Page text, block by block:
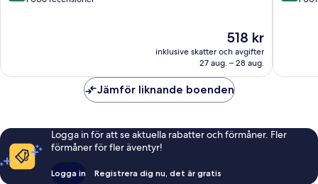
Priset
är
518 kr
518 kr
inklusive skatter och avgifter
27 aug. – 28 aug.
Jämför liknande boenden
Logga in för att se aktuella rabatter och förmåner. Fler
förmåner för fler äventyr!
Logga in Registrera dig nu, det är gratis